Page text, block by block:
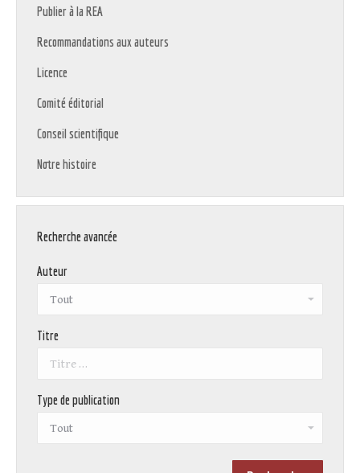
Publier à la REA
Recommandations aux auteurs
Licence
Comité éditorial
Conseil scientifique
Notre histoire
Recherche avancée
Auteur
Titre
Type de publication